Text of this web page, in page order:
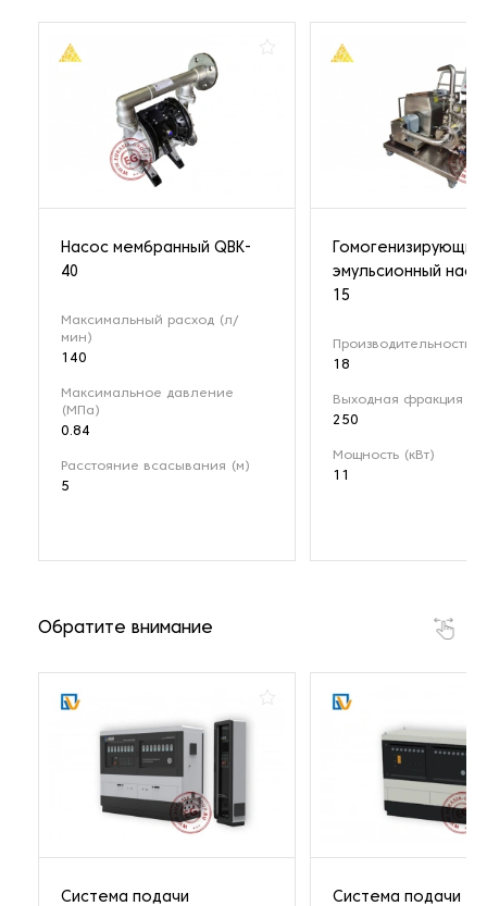
Насос мембранный QBK-
40
Максимальный расход (л/
мин)
140
Максимальное давление
(МПа)
0.84
Расстояние всасывания (м)
5
Гомогенизирующий
эмульсионный
15
Производительность
18
Выходная фракция
250
Мощность (кВт)
11
Обратите внимание
Система подачи
Система подачи